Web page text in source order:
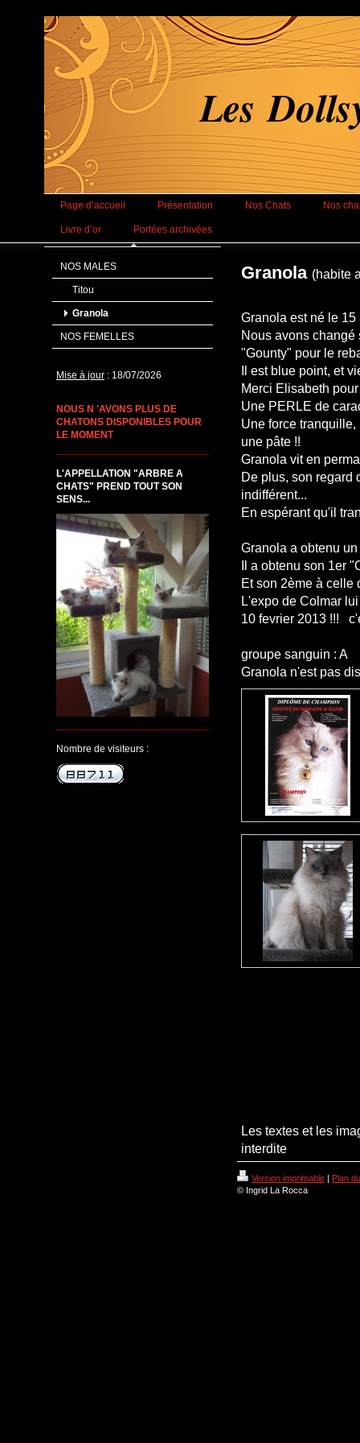
Les
Page d’accueil Présentation Nos Chats Nos
Livre d’or Portées archivées
NOS MALES
Titou
Granola
NOS FEMELLES
Mise à jour : 18/07/2026
NOUS N 'AVONS PLUS DE
CHATONS DISPONIBLES POUR
LE MOMENT
L'APPELLATION "ARBRE A
CHATS" PREND TOUT SON
SENS...
Nombre de visiteurs :
Granola (habite
Granola est né le 15
Nous avons
"Gounty" pour le
Il est blue point, et
Merci Elisabeth
Une PERLE de
Une force
une pâte !!
Granola vit en
De plus, son regard
indifférent...
En espérant qu'il
Granola a obtenu
Il a obtenu son 1er
Et son 2ème à celle
L'expo de Colmar
10 fevrier 2013 !!!
groupe sanguin : A
Granola n'est pas
Les textes et les
interdite
Version imprimable | Plan
© Ingrid La Rocca